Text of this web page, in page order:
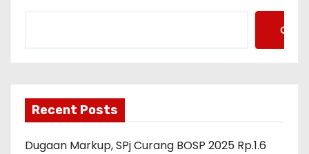
Cari
Recent Posts
Dugaan Markup, SPj Curang BOSP 2025 Rp.1.6